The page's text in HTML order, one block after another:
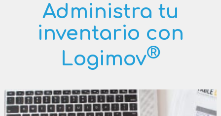
Administra tu
inventario con
Logimov®